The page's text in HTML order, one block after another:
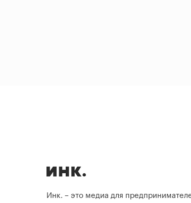
Инк. – это медиа для